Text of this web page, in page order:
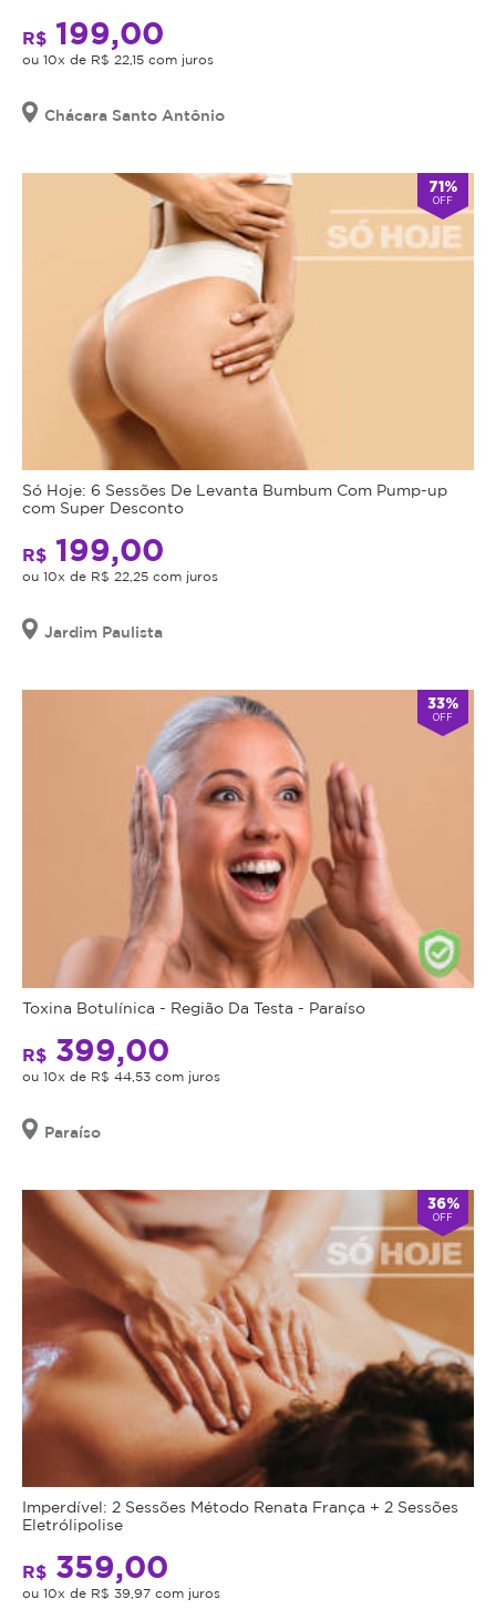
R$ 199,00
ou 10x de R$ 22,15 com juros
Chácara Santo Antônio
71%
OFF
Só Hoje: 6 Sessões De Levanta Bumbum Com Pump-up
com Super Desconto
R$ 199,00
ou 10x de R$ 22,25 com juros
Jardim Paulista
33%
OFF
Toxina Botulínica - Região Da Testa - Paraíso
R$ 399,00
ou 10x de R$ 44,53 com juros
Paraíso
36%
OFF
Imperdível: 2 Sessões Método Renata França + 2 Sessões
Eletrólipolise
R$ 359,00
ou 10x de R$ 39,97 com juros